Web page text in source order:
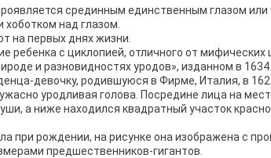
срединным единственным глазом
хоботком над глазом.
на первых днях жизни.
ребенка с циклопией, отличного от
и разновидностях уро­дов», изданном в 1634
девочку, родившуюся в Фирме, Италия, в
уродли­вая голова. Посредине лица на
а ниже находился квадратный участок
при рождении, на рисунке она изображена с
предшественников-гигантов.